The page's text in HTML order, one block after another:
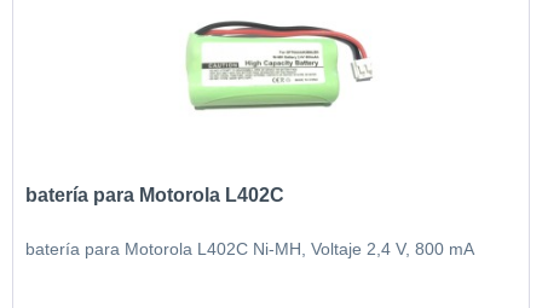
batería para Motorola L402C
batería para Motorola L402C Ni-MH, Voltaje 2,4 V, 800 mA